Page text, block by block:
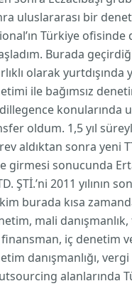
uluslararası bir
Türkiye ofisinde
Burada
olarak yurtdışında
ile bağımsız
konularında
oldum. 1,5 yıl
aldıktan sonra yeni
girmesi sonucunda
ŞTİ.’ni 2011 yılının
burada kısa
mali
iç denetim
danışmanlığı, vergi
alanlarında